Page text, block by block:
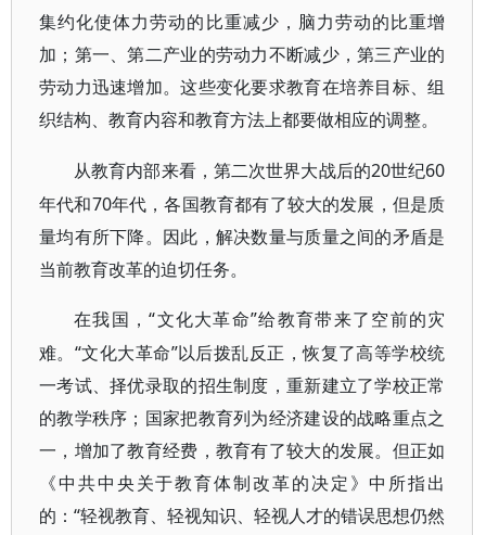
集约化使体力劳动的比重减少，脑力劳动的比重增
加；第一、第二产业的劳动力不断减少，第三产业的
劳动力迅速增加。这些变化要求教育在培养目标、组
织结构、教育内容和教育方法上都要做相应的调整。
从教育内部来看，第二次世界大战后的20世纪60
年代和70年代，各国教育都有了较大的发展，但是质
量均有所下降。因此，解决数量与质量之间的矛盾是
当前教育改革的迫切任务。
在我国，“文化大革命”给教育带来了空前的灾
难。“文化大革命”以后拨乱反正，恢复了高等学校统
一考试、择优录取的招生制度，重新建立了学校正常
的教学秩序；国家把教育列为经济建设的战略重点之
一，增加了教育经费，教育有了较大的发展。但正如
《中共中央关于教育体制改革的决定》中所指出
的：“轻视教育、轻视知识、轻视人才的错误思想仍然